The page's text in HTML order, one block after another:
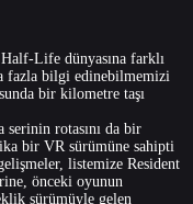
Life dünyasına farklı
fazla bilgi edinebilmemizi
bir kilometre taşı
rotasını da bir
bir VR sürümüne sahipti
listemize Resident
önceki oyunun
sürümüyle gelen